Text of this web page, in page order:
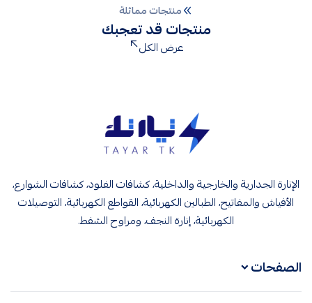
منتجات مماثلة
منتجات قد تعجبك
عرض الكل
الإنارة الجدارية والخارجية والداخلية، كشافات الفلود، كشافات الشوارع،
الأفياش والمفاتيح، الطبالين الكهربائية، القواطع الكهربائية، التوصيلات
الكهربائية، إنارة النجف، ومراوح الشفط.
الصفحات